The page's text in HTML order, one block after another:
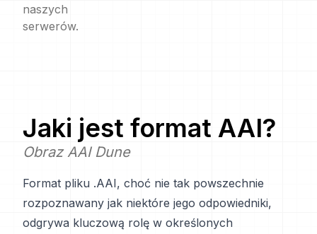
naszych
serwerów.
Jaki jest format AAI?
Obraz AAI Dune
Format pliku .AAI, choć nie tak powszechnie
rozpoznawany jak niektóre jego odpowiedniki,
odgrywa kluczową rolę w określonych